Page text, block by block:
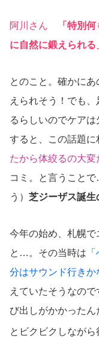
阿川さん
「特別
に自然に鍛えられる
とのこと。確かに
えられそう！でも
るらしいのでケアは
すると、この話題
たから体絞るの大変
コミ。と言うこと
う） 芝ジーザス誕生
今年の始め、札幌で
と…。その当時は
分はサウンド行きか
えていたそうなの
び出しがかかったん
とビクビクしなが